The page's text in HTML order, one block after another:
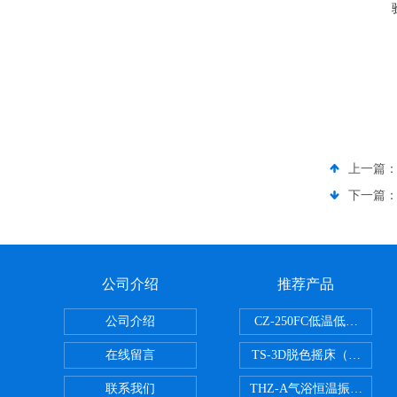
上一篇：
下一篇：
公司介绍
公司介绍
在线留言
联系我们
推荐产品
CZ-250FC低温低湿种子储
TS-3D脱色摇床（三维运动
THZ-A气浴恒温振荡器